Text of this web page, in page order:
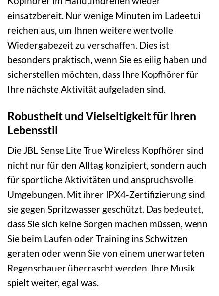
einsatzbereit. Nur wenige Minuten im Ladeetui
reichen aus, um Ihnen weitere wertvolle
Wiedergabezeit zu verschaffen. Dies ist
besonders praktisch, wenn Sie es eilig haben und
sicherstellen möchten, dass Ihre Kopfhörer für
Ihre nächste Aktivität aufgeladen sind.
Robustheit und Vielseitigkeit für Ihren
Lebensstil
Die JBL Sense Lite True Wireless Kopfhörer sind
nicht nur für den Alltag konzipiert, sondern auch
für sportliche Aktivitäten und anspruchsvolle
Umgebungen. Mit ihrer IPX4-Zertifizierung sind
sie gegen Spritzwasser geschützt. Das bedeutet,
dass Sie sich keine Sorgen machen müssen, wenn
Sie beim Laufen oder Training ins Schwitzen
geraten oder wenn Sie von einem unerwarteten
Regenschauer überrascht werden. Ihre Musik
spielt weiter, egal was.